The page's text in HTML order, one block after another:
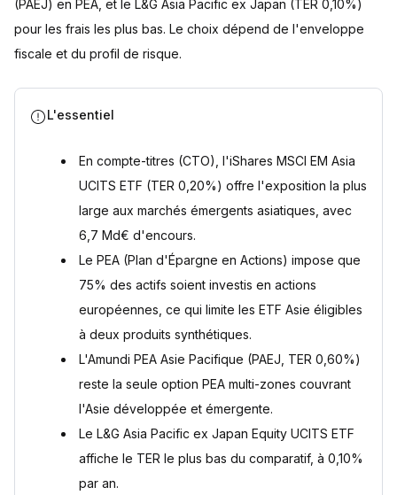
Vanguard FTSE Developed Asia Pacific ex Japan UCITS
ETF : la solution low-cost
discrète
éligibles au PEA
Les indices asiatiques suivis par les ETF : décoder la
Comparaison des performances des ETF éligibles au PEA vs
Les options d'accumulation et de distribution dans les ETF
Diversification géographique et sectorielle
Suivi des performances des ETF Asie
ETF Asie : le choix dépend de votre enveloppe et de votre
Questions fréquentes
Quel est le meilleur ETF Asie en 2026 ?
Quels ETF Asie sont éligibles au PEA ?
synthétiques ?
Quels sont les risques des ETF Asie ?
(PAEJ) en PEA, et le L&G Asia Pacific ex Japan (TER 0,10%)
pour les frais les plus bas. Le choix dépend de l'enveloppe
fiscale et du profil de risque.
L'essentiel
En compte-titres (CTO), l'iShares MSCI EM Asia
UCITS ETF (TER 0,20%) offre l'exposition la plus
large aux marchés émergents asiatiques, avec
6,7 Md€ d'encours.
Le PEA (Plan d'Épargne en Actions) impose que
75% des actifs soient investis en actions
européennes, ce qui limite les ETF Asie éligibles
à deux produits synthétiques.
L'Amundi PEA Asie Pacifique (PAEJ, TER 0,60%)
reste la seule option PEA multi-zones couvrant
l'Asie développée et émergente.
Le L&G Asia Pacific ex Japan Equity UCITS ETF
affiche le TER le plus bas du comparatif, à 0,10%
par an.